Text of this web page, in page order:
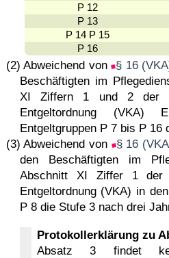
P 12
P 13
P 14 P 15
P 16
(2) Abweichend von § 16
Beschäftigten im
XI Ziffern 1 und 2 der
Entgeltordnung (VKA)
Entgeltgruppen P 7 bis P 16
(3) Abweichend von
§ 16
den Beschäftigten im
Abschnitt XI Ziffer 1
Entgeltordnung (VKA) in
P 8 die Stufe 3 nach drei
Protokollerklärung zu
Absatz 3 findet